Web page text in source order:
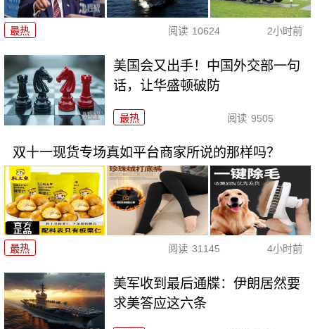
最热 阅读 10624 2小时前
美国会又出手！中国外交部一句
话，让华盛顿破防
最热 阅读 9505
双十一现货专场真如平台商家所说的那样吗？
最热 阅读 31145 4小时前
美军收到最后通牒：伊朗居然要
求美答应这六条